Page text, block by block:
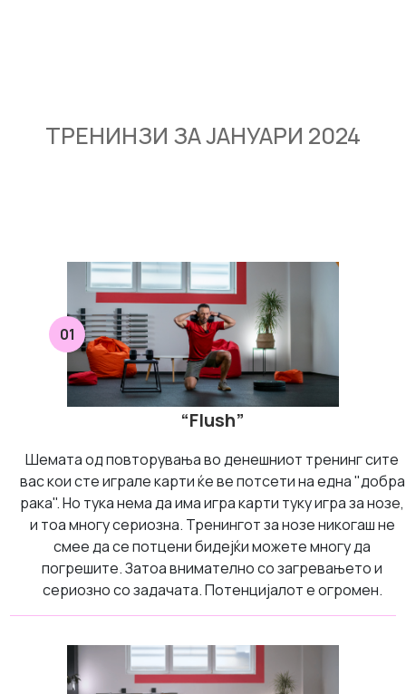
ТРЕНИНЗИ ЗА ЈАНУАРИ 2024
01
“Flush”
Шемата од повторувања во денешниот тренинг сите
вас кои сте играле карти ќе ве потсети на една "добра
рака". Но тука нема да има игра карти туку игра за нозе,
и тоа многу сериозна. Тренингот за нозе никогаш не
смее да се потцени бидејќи можете многу да
погрешите. Затоа внимателно со загревањето и
сериозно со задачата. Потенцијалот е огромен.